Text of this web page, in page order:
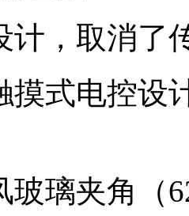
计，取消了
摸式电控设
玻璃夹角（